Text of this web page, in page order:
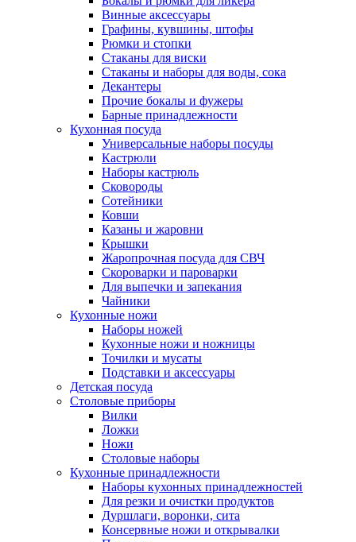
Винные аксессуары
Графины, кувшины, штофы
Рюмки и стопки
Стаканы для виски
Стаканы и наборы для воды, сока
Декантеры
Прочие бокалы и фужеры
Барные принадлежности
Кухонная посуда
Универсальные наборы посуды
Кастрюли
Наборы кастрюль
Сковороды
Сотейники
Ковши
Казаны и жаровни
Крышки
Жаропрочная посуда для СВЧ
Скороварки и пароварки
Для выпечки и запекания
Чайники
Кухонные ножи
Наборы ножей
Кухонные ножи и ножницы
Точилки и мусаты
Подставки и аксессуары
Детская посуда
Столовые приборы
Вилки
Ложки
Ножи
Столовые наборы
Кухонные принадлежности
Наборы кухонных принадлежностей
Для резки и очистки продуктов
Дуршлаги, воронки, сита
Консервные ножи и открывалки